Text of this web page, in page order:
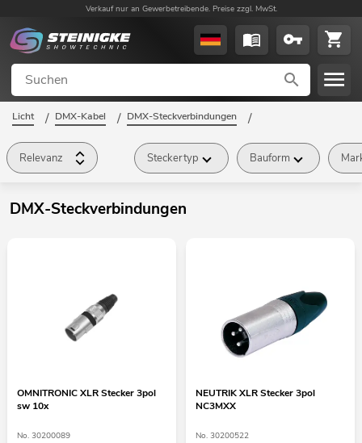
Verkauf nur an Gewerbetreibende. Preise zzgl. MwSt.
Licht / DMX-Kabel / DMX-Steckverbindungen /
Relevanz Steckertyp Bauform
DMX-Steckverbindungen
OMNITRONIC XLR Stecker 3pol
sw 10x
No. 30200089
NEUTRIK XLR Stecker 3pol
NC3MXX
No. 30200522